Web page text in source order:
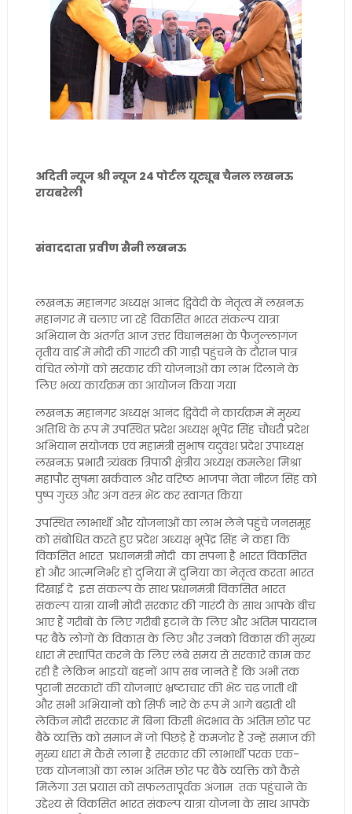
अदिती न्यूज श्री न्यूज 24 पोर्टल यूट्यूब चैनल लखनऊ
रायबरेली
संवाददाता प्रवीण सैनी लखनऊ
लखनऊ महानगर अध्यक्ष आनंद द्विवेदी के नेतृत्व में लखनऊ
महानगर में चलाए जा रहे विकसित भारत संकल्प यात्रा
अभियान के अंतर्गत आज उत्तर विधानसभा के फैजुल्लागंज
तृतीय वार्ड में मोदी की गारंटी की गाड़ी पहुंचने के दौरान पात्र
वंचित लोगों को सरकार की योजनाओं का लाभ दिलाने के
लिए भव्य कार्यक्रम का आयोजन किया गया
लखनऊ महानगर अध्यक्ष आनंद द्विवेदी ने कार्यक्रम में मुख्य
अतिथि के रूप में उपस्थित प्रदेश अध्यक्ष भूपेंद्र सिंह चौधरी प्रदेश
अभियान संयोजक एवं महामंत्री सुभाष यदुवंश प्रदेश उपाध्यक्ष
लखनऊ प्रभारी त्र्यंबक त्रिपाठी क्षेत्रीय अध्यक्ष कमलेश मिश्रा
महापौर सुषमा खर्कवाल और वरिष्ठ भाजपा नेता नीरज सिंह को
पुष्प गुच्छ और अंग वस्त्र भेंट कर स्वागत किया
उपस्थित लाभार्थी और योजनाओं का लाभ लेने पहुंचे जनसमूह
को संबोधित करते हुए प्रदेश अध्यक्ष भूपेंद्र सिंह ने कहा कि
विकसित भारत प्रधानमंत्री मोदी का सपना है भारत विकसित
हो और आत्मनिर्भर हो दुनिया में दुनिया का नेतृत्व करता भारत
दिखाई दे इस संकल्प के साथ प्रधानमंत्री विकसित भारत
संकल्प यात्रा यानी मोदी सरकार की गारंटी के साथ आपके बीच
आए हैं गरीबों के लिए गरीबी हटाने के लिए और अंतिम पायदान
पर बैठे लोगों के विकास के लिए और उनको विकास की मुख्य
धारा में स्थापित करने के लिए लंबे समय से सरकारे काम कर
रही है लेकिन भाइयों बहनों आप सब जानते हैं कि अभी तक
पुरानी सरकारों की योजनाएं भ्रष्टाचार की भेंट चढ़ जाती थी
और सभी अभियानों को सिर्फ नारे के रूप में आगे बढ़ाती थी
लेकिन मोदी सरकार में बिना किसी भेदभाव के अंतिम छोर पर
बैठे व्यक्ति को समाज में जो पिछड़े हैं कमजोर हैं उन्हें समाज की
मुख्य धारा में कैसे लाना है सरकार की लाभार्थी परक एक-
एक योजनाओं का लाभ अंतिम छोर पर बैठे व्यक्ति को कैसे
मिलेगा उस प्रयास को सफलतापूर्वक अंजाम तक पहुंचाने के
उद्देश्य से विकसित भारत संकल्प यात्रा योजना के साथ आपके